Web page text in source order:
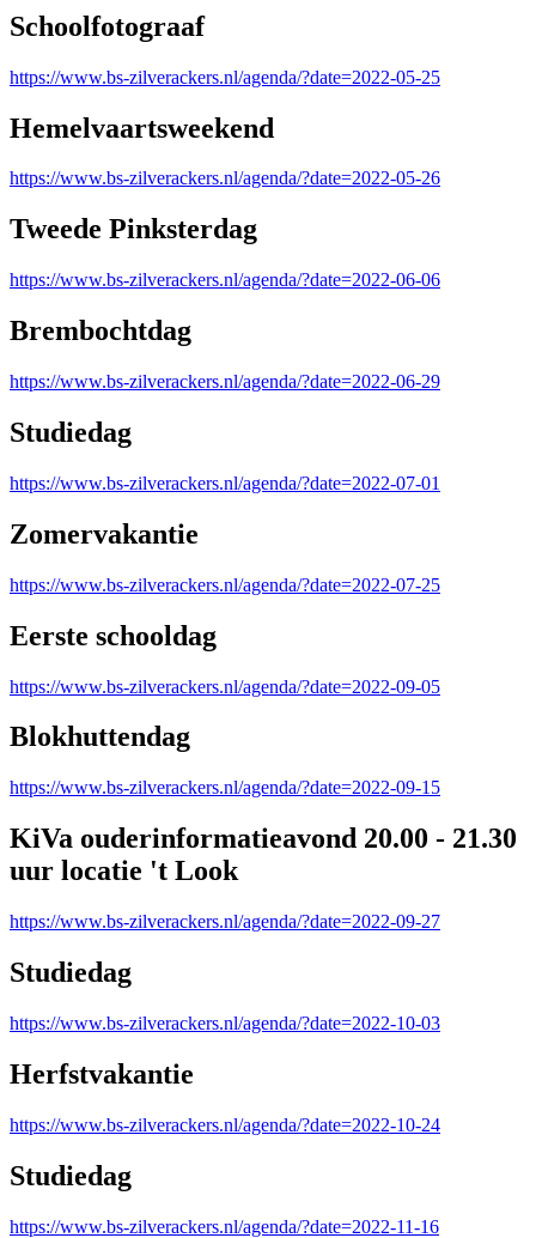
Schoolfotograaf
https://www.bs-zilverackers.nl/agenda/?date=2022-05-25
Hemelvaartsweekend
https://www.bs-zilverackers.nl/agenda/?date=2022-05-26
Tweede Pinksterdag
https://www.bs-zilverackers.nl/agenda/?date=2022-06-06
Brembochtdag
https://www.bs-zilverackers.nl/agenda/?date=2022-06-29
Studiedag
https://www.bs-zilverackers.nl/agenda/?date=2022-07-01
Zomervakantie
https://www.bs-zilverackers.nl/agenda/?date=2022-07-25
Eerste schooldag
https://www.bs-zilverackers.nl/agenda/?date=2022-09-05
Blokhuttendag
https://www.bs-zilverackers.nl/agenda/?date=2022-09-15
KiVa ouderinformatieavond 20.00 - 21.30
uur locatie 't Look
https://www.bs-zilverackers.nl/agenda/?date=2022-09-27
Studiedag
https://www.bs-zilverackers.nl/agenda/?date=2022-10-03
Herfstvakantie
https://www.bs-zilverackers.nl/agenda/?date=2022-10-24
Studiedag
https://www.bs-zilverackers.nl/agenda/?date=2022-11-16